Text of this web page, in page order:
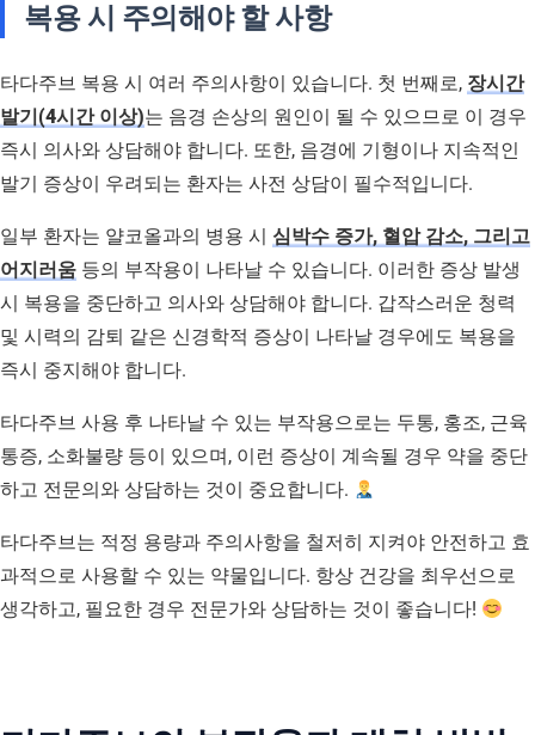
복용 시 주의해야 할 사항
타다주브 복용 시 여러 주의사항이 있습니다. 첫 번째로, 장시간
발기(4시간 이상)는 음경 손상의 원인이 될 수 있으므로 이 경우
즉시 의사와 상담해야 합니다. 또한, 음경에 기형이나 지속적인
발기 증상이 우려되는 환자는 사전 상담이 필수적입니다.
일부 환자는 얄코올과의 병용 시 심박수 증가, 혈압 감소, 그리고
어지러움 등의 부작용이 나타날 수 있습니다. 이러한 증상 발생
시 복용을 중단하고 의사와 상담해야 합니다. 갑작스러운 청력
및 시력의 감퇴 같은 신경학적 증상이 나타날 경우에도 복용을
즉시 중지해야 합니다.
타다주브 사용 후 나타날 수 있는 부작용으로는 두통, 홍조, 근육
통증, 소화불량 등이 있으며, 이런 증상이 계속될 경우 약을 중단
하고 전문의와 상담하는 것이 중요합니다.
타다주브는 적정 용량과 주의사항을 철저히 지켜야 안전하고 효
과적으로 사용할 수 있는 약물입니다. 항상 건강을 최우선으로
생각하고, 필요한 경우 전문가와 상담하는 것이 좋습니다!